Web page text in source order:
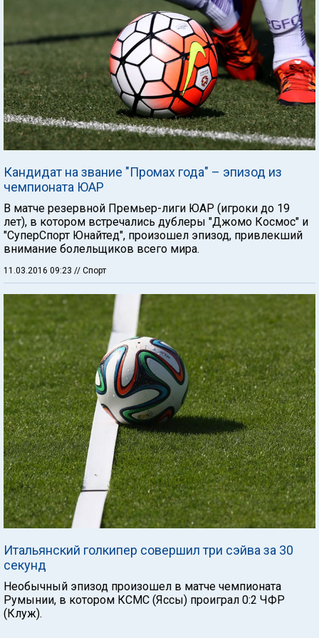
Кандидат на звание "Промах года" – эпизод из
чемпионата ЮАР
В матче резервной Премьер-лиги ЮАР (игроки до 19
лет), в котором встречались дублеры "Джомо Космос" и
"СуперСпорт Юнайтед", произошел эпизод, привлекший
внимание болельщиков всего мира.
11.03.2016 09:23 // Спорт
Итальянский голкипер совершил три сэйва за 30
секунд
Необычный эпизод произошел в матче чемпионата
Румынии, в котором КСМС (Яссы) проиграл 0:2 ЧФР
(Клуж).